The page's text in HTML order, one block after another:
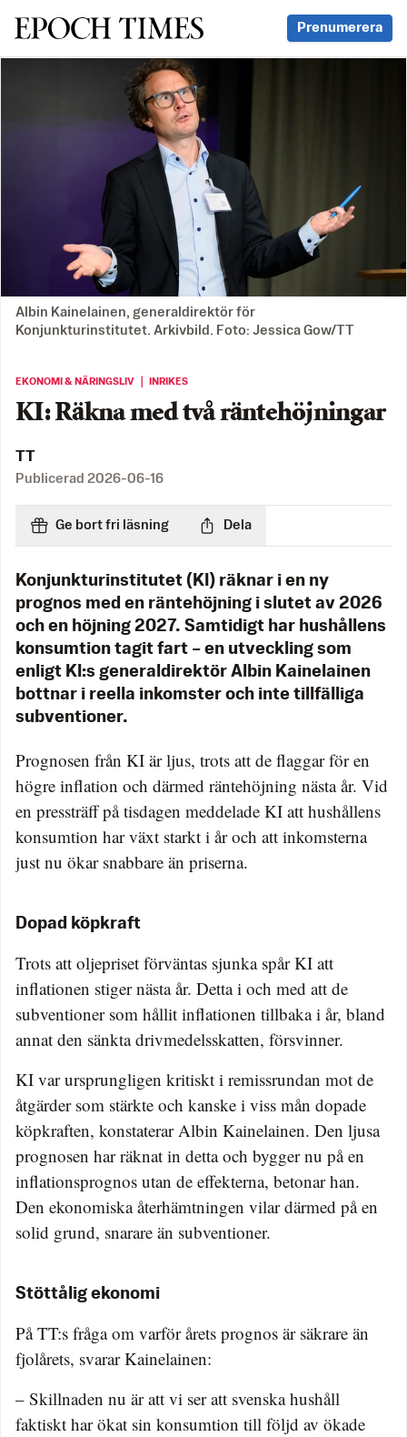
Svenska Epoch Times Prenumerera
Albin Kainelainen, generaldirektör för
Konjunkturinstitutet. Arkivbild. Foto: Jessica Gow/TT
EKONOMI & NÄRINGSLIV ｜ INRIKES
KI: Räkna med två räntehöjningar
TT
Publicerad 2026-06-16
Ge bort fri läsning Dela
Konjunkturinstitutet (KI) räknar i en ny
prognos med en räntehöjning i slutet av 2026
och en höjning 2027. Samtidigt har hushållens
konsumtion tagit fart – en utveckling som
enligt KI:s generaldirektör Albin Kainelainen
bottnar i reella inkomster och inte tillfälliga
subventioner.
Prognosen från KI är ljus, trots att de flaggar för en
högre inflation och därmed räntehöjning nästa år. Vid
en pressträff på tisdagen meddelade KI att hushållens
konsumtion har växt starkt i år och att inkomsterna
just nu ökar snabbare än priserna.
Dopad köpkraft
Trots att oljepriset förväntas sjunka spår KI att
inflationen stiger nästa år. Detta i och med att de
subventioner som hållit inflationen tillbaka i år, bland
annat den sänkta drivmedelsskatten, försvinner.
KI var ursprungligen kritiskt i remissrundan mot de
åtgärder som stärkte och kanske i viss mån dopade
köpkraften, konstaterar Albin Kainelainen. Den ljusa
prognosen har räknat in detta och bygger nu på en
inflationsprognos utan de effekterna, betonar han.
Den ekonomiska återhämtningen vilar därmed på en
solid grund, snarare än subventioner.
Stöttålig ekonomi
På TT:s fråga om varför årets prognos är säkrare än
fjolårets, svarar Kainelainen:
– Skillnaden nu är att vi ser att svenska hushåll
faktiskt har ökat sin konsumtion till följd av ökade